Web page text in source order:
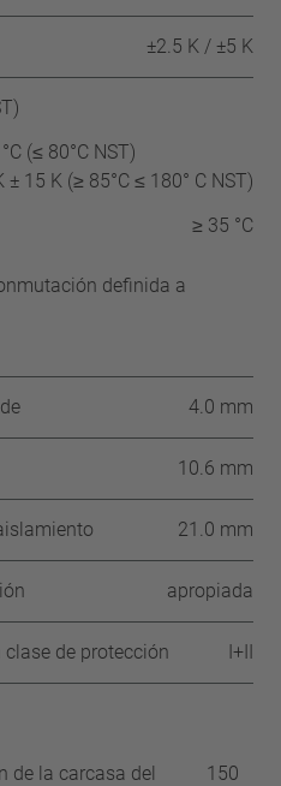
±2.5 K / ±5 K
(≤ 80°C NST)
± 15 K (≥ 85°C ≤ 180° C NST)
≥ 35 °C
definida a
4.0 mm
10.6 mm
21.0 mm
apropiada
de protección I+II
de la carcasa del 150